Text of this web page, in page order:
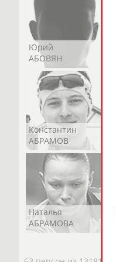
Юрий
АБОВЯН
Константин
АБРАМОВ
Наталья
АБРАМОВА